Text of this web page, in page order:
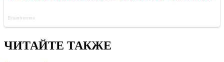
ЧИТАЙТЕ ТАКЖЕ